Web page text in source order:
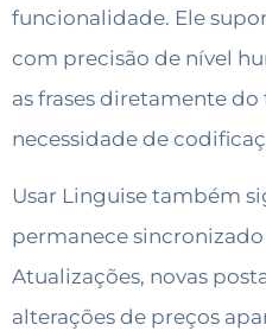
funcionalidade. Ele
com precisão de nível
as frases diretamente
necessidade de
Usar Linguise também
permanece
Atualizações, novas
alterações de preços